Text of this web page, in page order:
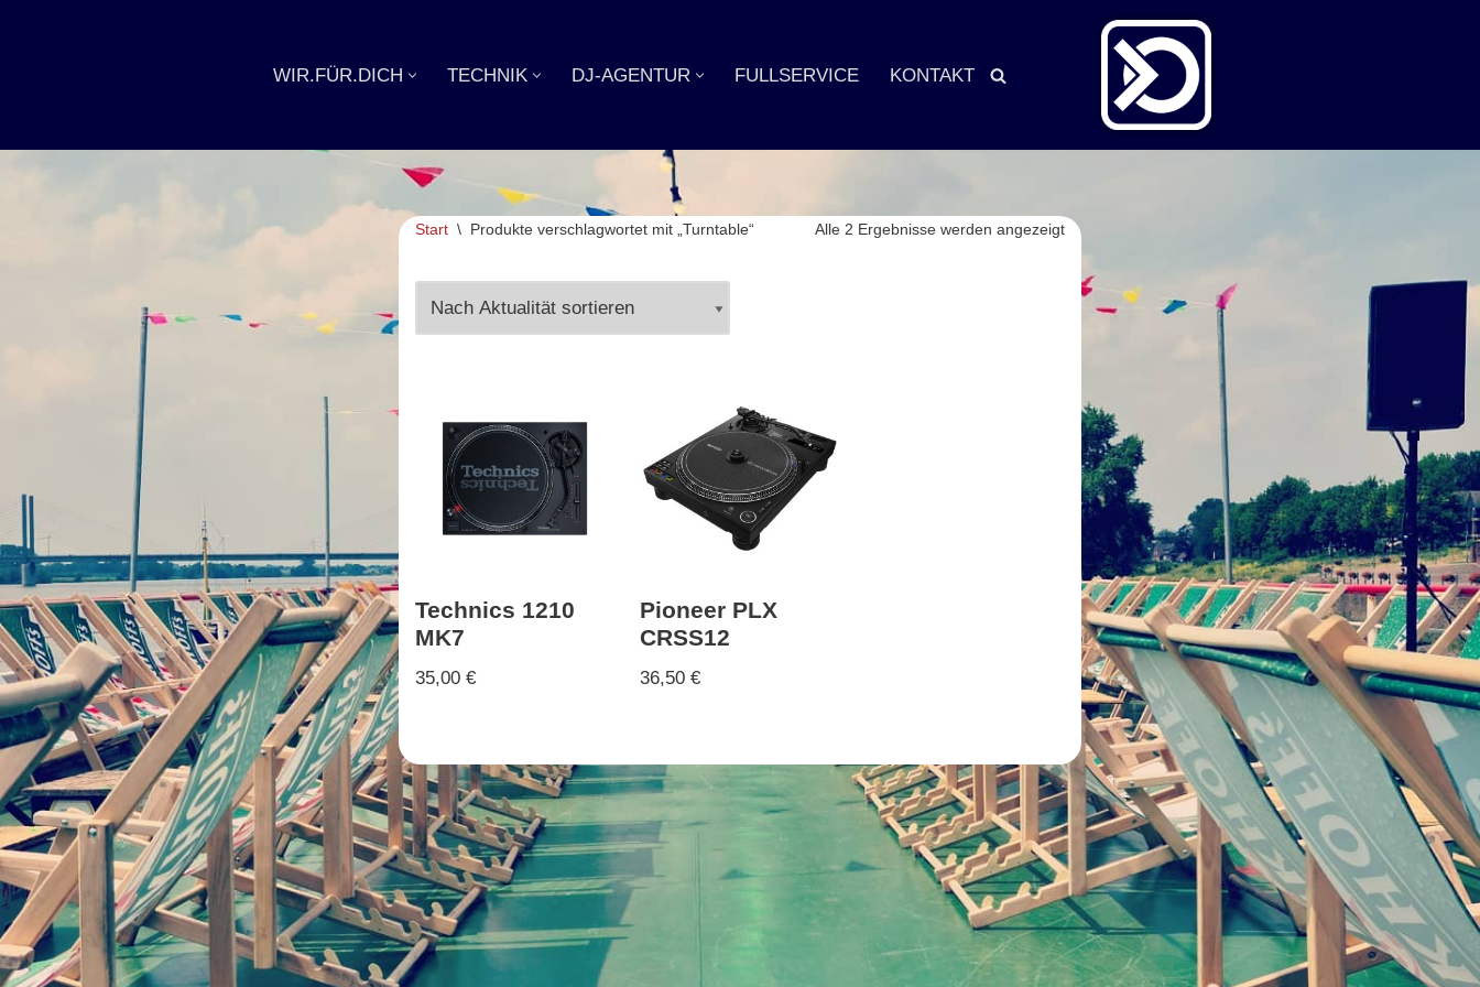
WIR.FÜR.DICH TECHNIK DJ-AGENTUR FULLSERVICE KONTAKT
Start \ Produkte verschlagwortet mit „Turntable“ Alle 2 Ergebnisse werden angezeigt
Technics 1210
MK7
35,00 €
Pioneer PLX
CRSS12
36,50 €